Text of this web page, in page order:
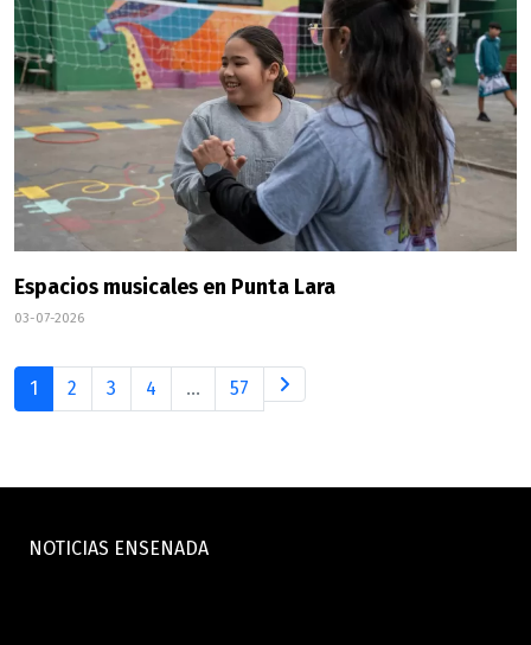
Espacios musicales en Punta Lara
03-07-2026
1 2 3 4 ... 57
NOTICIAS ENSENADA